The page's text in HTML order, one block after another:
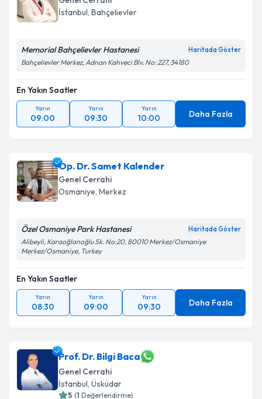
İstanbul, Bahçelievler
Memorial Bahçelievler Hastanesi Haritada Göster
Bahçelievler Merkez, Adnan Kahveci Blv. No: 227, 34180
En Yakın Saatler
Yarın
09:00
Yarın
09:30
Yarın
10:00 Daha Fazla
Op. Dr. Samet Kalender
Genel Cerrahi
Osmaniye, Merkez
Özel Osmaniye Park Hastanesi Haritada Göster
Alibeyli, Karaoğlanoğlu Sk. No:20, 80010 Merkez/Osmaniye
Merkez/Osmaniye, Turkey
En Yakın Saatler
Yarın
08:30
Yarın
09:00
Yarın
09:30 Daha Fazla
Prof. Dr. Bilgi Baca
Genel Cerrahi
İstanbul, Üsküdar
5 (1 Değerlendirme)